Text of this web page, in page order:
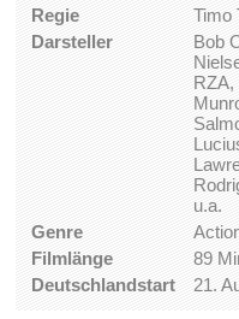
Regie
Timo
Darsteller
Bob
RZA,
u.a.
Genre
Filmlänge
89
Deutschlandstart
21.